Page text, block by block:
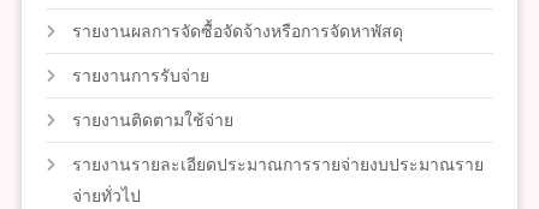
รายงานผลการจัดซื้อจัดจ้างหรือการจัดหาพัสดุ
รายงานการรับจ่าย
รายงานติดตามใช้จ่าย
รายงานรายละเอียดประมาณการรายจ่ายงบประมาณราย
จ่ายทั่วไป